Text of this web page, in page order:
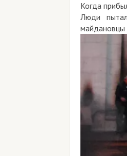
Когда прибыли
Люди
майдановцы